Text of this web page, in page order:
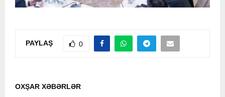
PAYLAŞ 0
OXŞAR XƏBƏRLƏR